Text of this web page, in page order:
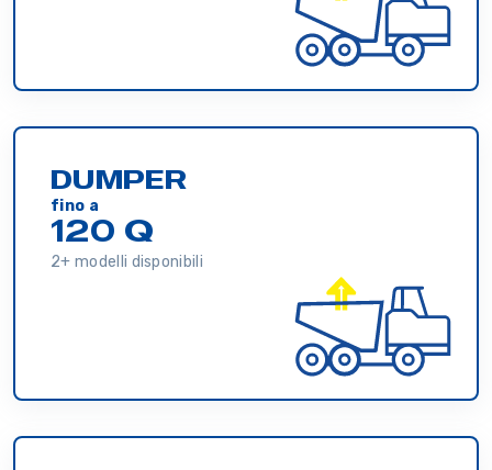
DUMPER
fino a
120 Q
2+ modelli disponibili